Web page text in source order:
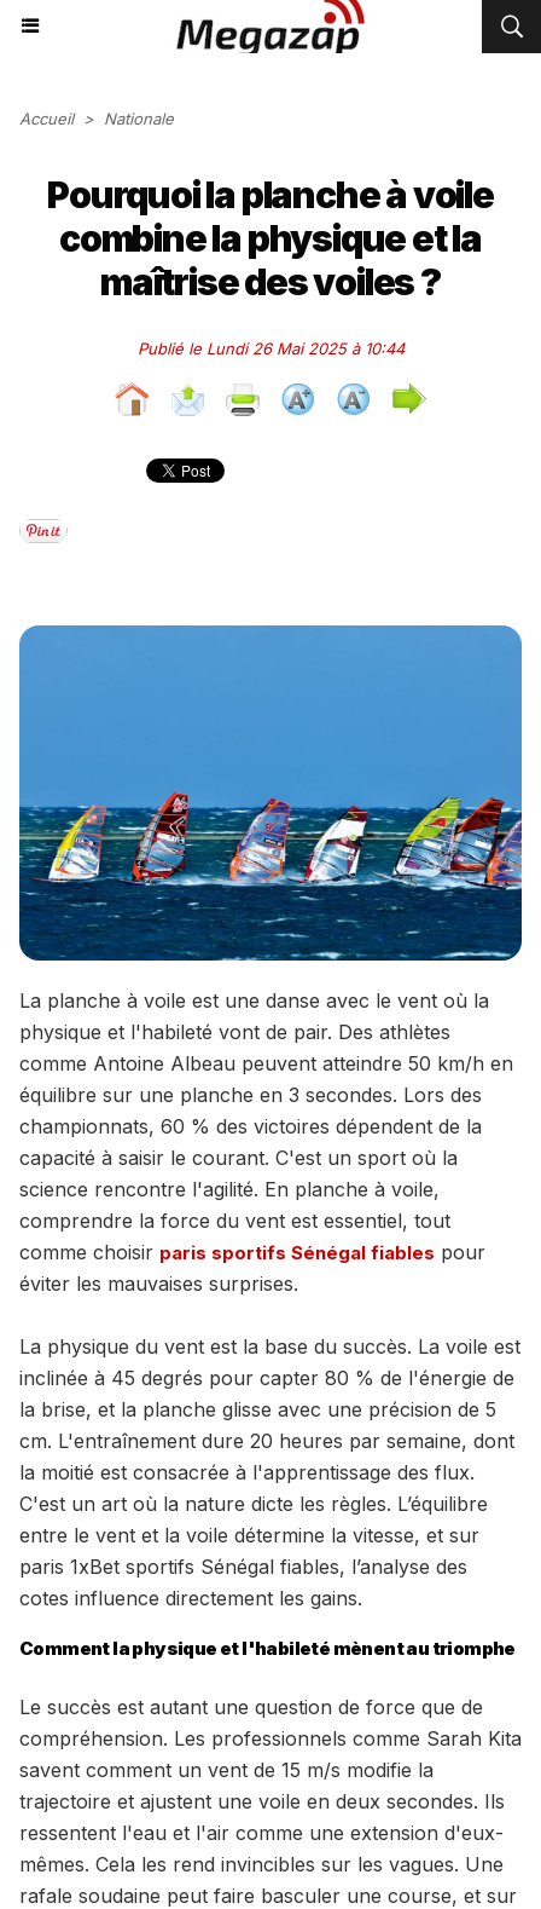
Accueil > Nationale
Pourquoi la planche à voile
combine la physique et la
maîtrise des voiles ?
Publié le Lundi 26 Mai 2025 à 10:44
La planche à voile est une danse avec le vent où la
physique et l'habileté vont de pair. Des athlètes
comme Antoine Albeau peuvent atteindre 50 km/h en
équilibre sur une planche en 3 secondes. Lors des
championnats, 60 % des victoires dépendent de la
capacité à saisir le courant. C'est un sport où la
science rencontre l'agilité. En planche à voile,
comprendre la force du vent est essentiel, tout
comme choisir paris sportifs Sénégal fiables pour
éviter les mauvaises surprises.
La physique du vent est la base du succès. La voile est
inclinée à 45 degrés pour capter 80 % de l'énergie de
la brise, et la planche glisse avec une précision de 5
cm. L'entraînement dure 20 heures par semaine, dont
la moitié est consacrée à l'apprentissage des flux.
C'est un art où la nature dicte les règles. L’équilibre
entre le vent et la voile détermine la vitesse, et sur
paris 1xBet sportifs Sénégal fiables, l’analyse des
cotes influence directement les gains.
Comment la physique et l'habileté mènent au triomphe
Le succès est autant une question de force que de
compréhension. Les professionnels comme Sarah Kita
savent comment un vent de 15 m/s modifie la
trajectoire et ajustent une voile en deux secondes. Ils
ressentent l'eau et l'air comme une extension d'eux-
mêmes. Cela les rend invincibles sur les vagues. Une
rafale soudaine peut faire basculer une course, et sur